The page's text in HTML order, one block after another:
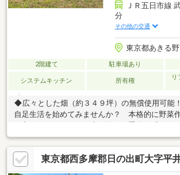
ＪＲ五日市線
分
その他の交通
東京都あきる
2階建て 駐車場あり
システムキッチン 所有権
リ
◆広々とした畑（約３４９坪）の無償使用可
自足生活を始めてみませんか？ 本格的に野菜作
い方にもおススメ！ 土に触れ、季節を感じる
間をや「旬」を味わう暮らしを♪ ◆閑静な住
好 自然豊かな地域です♪ あきる野市立五日市
（617ｍ） 徒歩圏内にコンビニ、スーパーやド
保育所などあり！ 日々のお買い物も便利です
東京都西多摩郡日の出町大字平